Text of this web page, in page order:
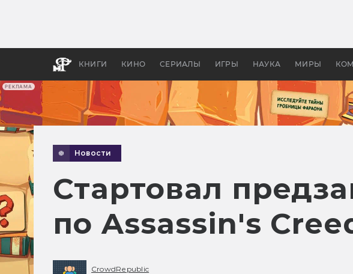
РЕКЛАМА
КНИГИ КИНО СЕРИАЛЫ ИГРЫ НАУКА МИРЫ
апокалипсис, в России —
Новости
Стартовал
по Assassin's
CrowdRepublic